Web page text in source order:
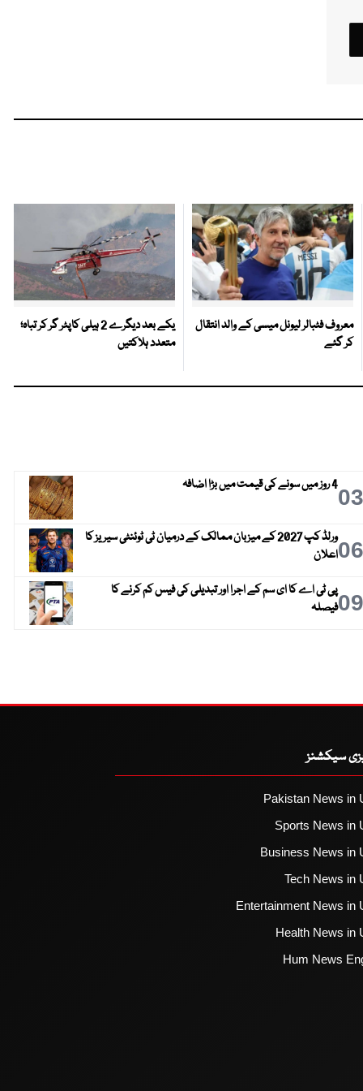
معروف فٹبالر لیونل میسی کے والد انتقال
کر گئے
یکے بعد دیگرے 2 ہیلی کاپٹر گر کر تباہ؛
متعدد ہلاکتیں
034 روز میں سونے کی قیمت میں بڑا اضافہ
06
ورلڈ کپ 2027 کے میزبان ممالک کے درمیان ٹی ٹوئنٹی سیریز کا
اعلان
09پی ٹی اے کا ای سم کے اجرا اور تبدیلی کی فیس کم کرنے کا
فیصلہ
سیکشنز
Pakistan News in
Sports News in
Business News in
Tech News in
Entertainment News in
Health News in
Hum News